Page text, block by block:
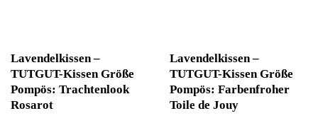
Lavendelkissen –
TUTGUT-Kissen Größe
Pompös: Trachtenlook
Rosarot
Lavendelkissen –
TUTGUT-Kissen Größe
Pompös: Farbenfroher
Toile de Jouy